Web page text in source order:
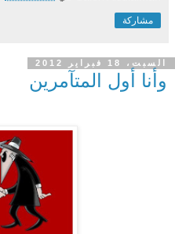
مشاركة
السبت، 18 فبراير 2012
وأنا أول المتآمرين